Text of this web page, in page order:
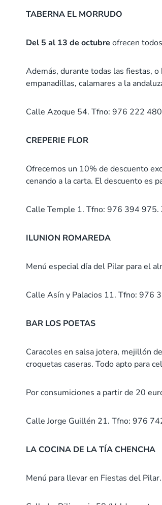
TABERNA EL MORRUDO
Del 5 al 13 de octubre ofrecen
Además, durante todas las fiestas,
empanadillas, calamares a la
Calle Azoque 54. Tfno: 976 222
CREPERIE FLOR
Ofrecemos un 10% de descuento
cenando a la carta. El descuento es
Calle Temple 1. Tfno: 976 394 975.
ILUNION ROMAREDA
Menú especial día del Pilar para el
Calle Asín y Palacios 11. Tfno: 976
BAR LOS POETAS
Caracoles en salsa jotera, mejillón
croquetas caseras. Todo apto para
Por consumiciones a partir de 20
Calle Jorge Guillén 21. Tfno: 976
LA COCINA DE LA TÍA CHENCHA
Menú para llevar en Fiestas del